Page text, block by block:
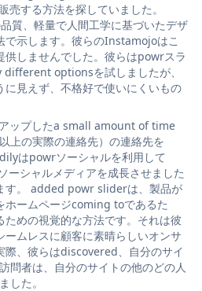
する方法を探していました。
質、軽量で人間工学に基づいたデザ
で示します。彼らのInstamojoはこ
供しませんでした。彼らはpowrスラ
optionsを試しましたが、
見えず、不格好で使いにくいもの
ップしたa small amount of time
上の実際の連絡先）の連絡先を
はpowrソーシャルを利用して
ーシャルメディアを成長させました
す。 added powr sliderは、製品が
ホームページcoming toであるた
めの視覚的な方法です。それは彼
ームレスに顧客に素晴らしいオンサ
際、彼らはdiscovered、自分のサイ
問者は、自分のサイトの他のどの人
した。